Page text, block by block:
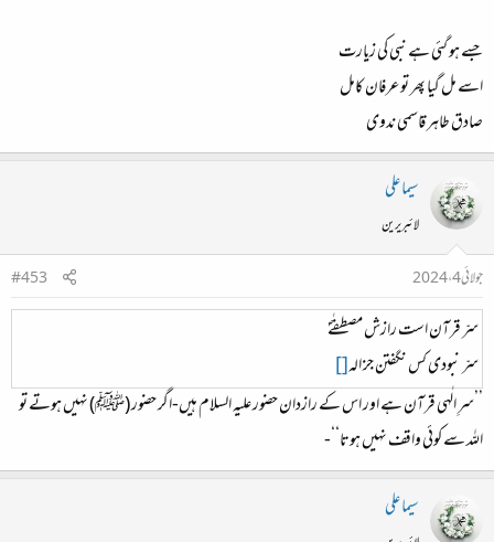
جسے ہو گئی ہے نبی کی زیارت
اسے مل گیا پھر تو عرفان کامل
صادق طاہر قاسمی ندوی
سیما علی
لائبریرین
جولائی 4، 2024
#453
سرّ قرآن است رازش مصطفٰےؐ
سرّ نبودی کس نگفتن جز الہ[]
’’سرِ الٰہی قرآن ہے اور اس کے رازدان حضور علیہ السلام ہیں-اگر حضور (ﷺ) نہیں ہوتے تو
اللہ سے کوئی واقف نہیں ہوتا‘‘-
سیما علی